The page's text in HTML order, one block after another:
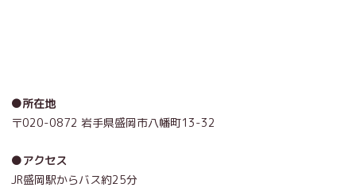
●所在地
〒020-0872 岩手県盛岡市八幡町13-32
●アクセス
JR盛岡駅からバス約25分